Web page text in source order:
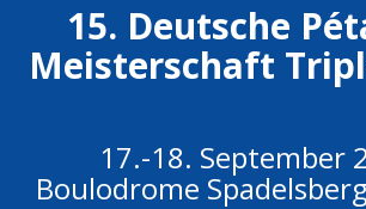
15. Deutsche
Meisterschaft
17.-18. September
Boulodrome